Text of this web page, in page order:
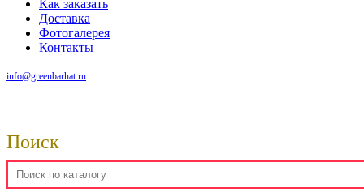
Как заказать
Доставка
Фотогалерея
Контакты
info@greenbarhat.ru
Поиск